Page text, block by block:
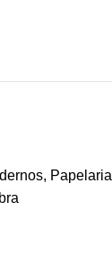
, Papelaria